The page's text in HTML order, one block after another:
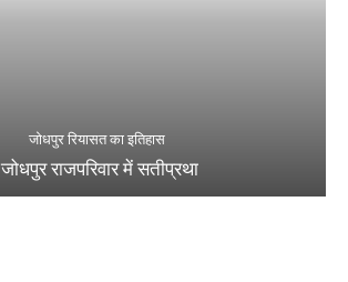
जोधपुर रियासत का इतिहास
जोधपुर राजपरिवार में सतीप्रथा